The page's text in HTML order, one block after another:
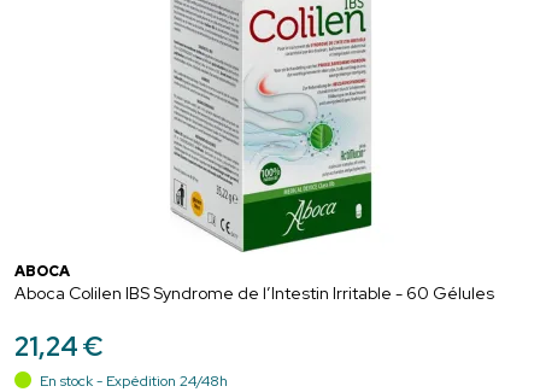
ABOCA
Aboca Colilen IBS Syndrome de l’Intestin Irritable - 60 Gélules
21,24€
En stock - Expédition 24/48h